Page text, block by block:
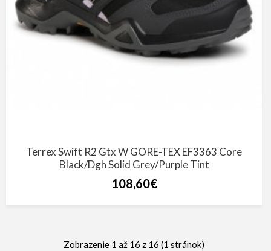
Terrex Swift R2 Gtx W GORE-TEX EF3363 Core
Black/Dgh Solid Grey/Purple Tint
108,60€
Zobrazenie 1 až 16 z 16 (1 stránok)